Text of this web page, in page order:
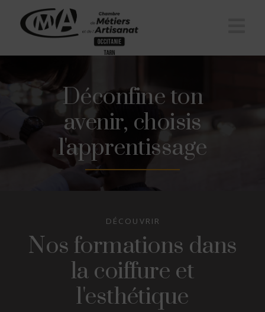
Déconfine ton
avenir, choisis
l'apprentissage
DÉCOUVRIR
Nos formations dans
la coiffure et
l'esthétique